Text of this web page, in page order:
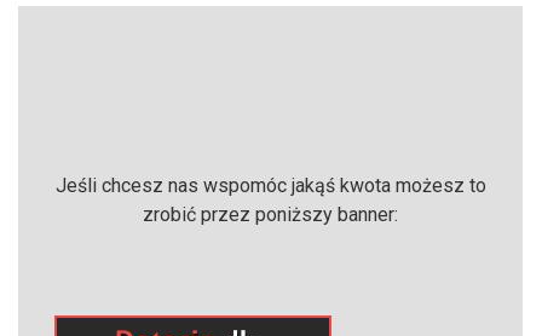
Jeśli chcesz nas wspomóc jakąś kwota możesz to
zrobić przez poniższy banner: